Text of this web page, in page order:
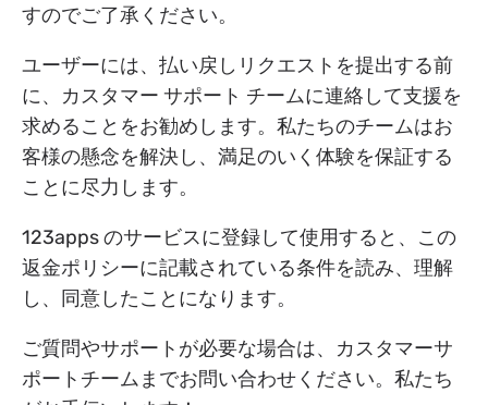
すのでご了承ください。
ユーザーには、払い戻しリクエストを提出する前
に、カスタマー サポート チームに連絡して支援を
求めることをお勧めします。私たちのチームはお
客様の懸念を解決し、満足のいく体験を保証する
ことに尽力します。
123apps のサービスに登録して使用すると、この
返金ポリシーに記載されている条件を読み、理解
し、同意したことになります。
ご質問やサポートが必要な場合は、カスタマーサ
ポートチームまでお問い合わせください。私たち